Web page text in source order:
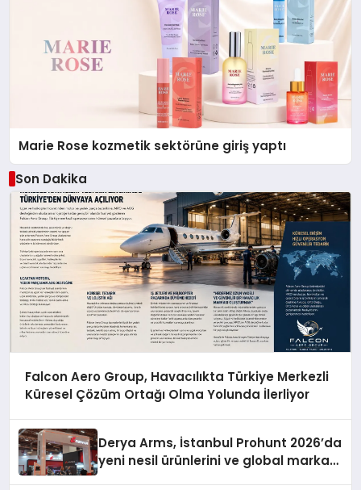
Marie Rose kozmetik sektörüne giriş yaptı
Son Dakika
Falcon Aero Group, Havacılıkta Türkiye Merkezli
Küresel Çözüm Ortağı Olma Yolunda İlerliyor
Derya Arms, İstanbul Prohunt 2026’da
yeni nesil ürünlerini ve global marka